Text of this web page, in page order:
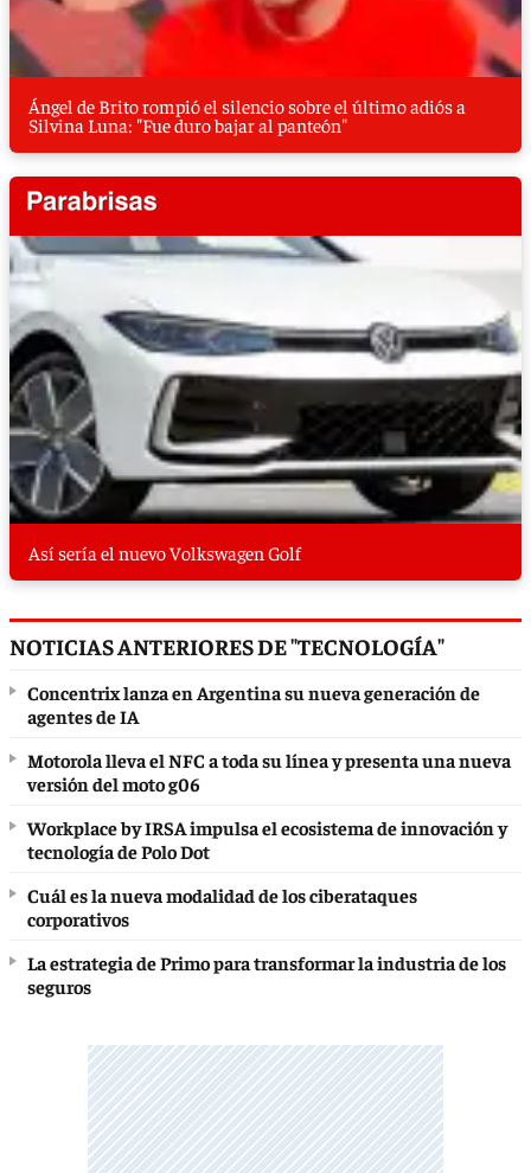
Ángel de Brito rompió el silencio sobre el último adiós a
Silvina Luna: "Fue duro bajar al panteón"
Así sería el nuevo Volkswagen Golf
NOTICIAS ANTERIORES DE "TECNOLOGÍA"
Concentrix lanza en Argentina su nueva generación de
agentes de IA
Motorola lleva el NFC a toda su línea y presenta una nueva
versión del moto g06
Workplace by IRSA impulsa el ecosistema de innovación y
tecnología de Polo Dot
Cuál es la nueva modalidad de los ciberataques
corporativos
La estrategia de Primo para transformar la industria de los
seguros